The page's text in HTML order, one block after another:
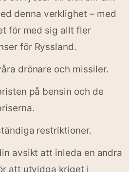
denna verklighet – med
för med sig allt fler
för Ryssland.
drönare och missiler.
på bensin och de
restriktioner.
avsikt att inleda en andra
att utvidga kriget i